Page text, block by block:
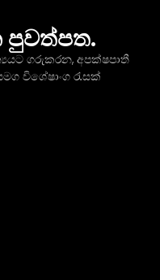
පුවත්පත.
ගරුකරන, අපක්ෂපාතී
විශේෂාංග රැසක්